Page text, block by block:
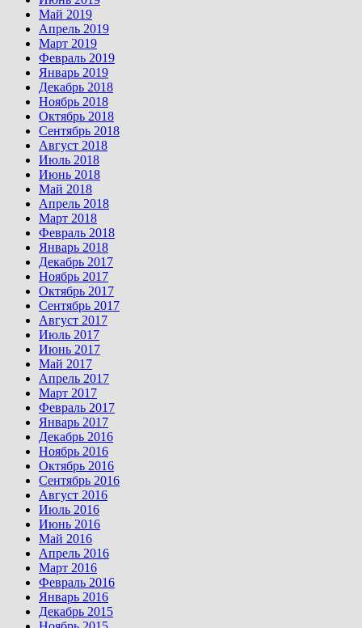
Май 2019
Апрель 2019
Март 2019
Февраль 2019
Январь 2019
Декабрь 2018
Ноябрь 2018
Октябрь 2018
Сентябрь 2018
Август 2018
Июль 2018
Июнь 2018
Май 2018
Апрель 2018
Март 2018
Февраль 2018
Январь 2018
Декабрь 2017
Ноябрь 2017
Октябрь 2017
Сентябрь 2017
Август 2017
Июль 2017
Июнь 2017
Май 2017
Апрель 2017
Март 2017
Февраль 2017
Январь 2017
Декабрь 2016
Ноябрь 2016
Октябрь 2016
Сентябрь 2016
Август 2016
Июль 2016
Июнь 2016
Май 2016
Апрель 2016
Март 2016
Февраль 2016
Январь 2016
Декабрь 2015